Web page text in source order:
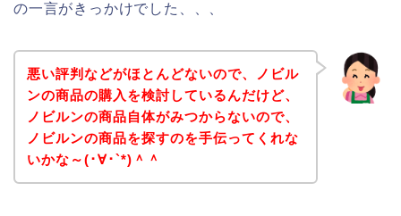
の一言がきっかけでした、、、
悪い評判などがほとんどないので、ノビル
ンの商品の購入を検討しているんだけど、
ノビルンの商品自体がみつからないので、
ノビルンの商品を探すのを手伝ってくれな
いかな～(･∀･`*)＾＾